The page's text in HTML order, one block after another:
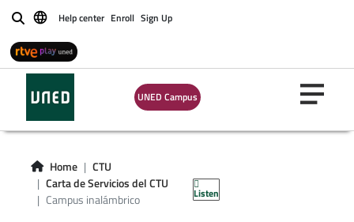
BuscarHelp center Enroll Sign Up
UNED Campus
Home
CTU
Carta de Servicios del CTU
Campus inalámbrico
Listen
Campus
inalámbrico